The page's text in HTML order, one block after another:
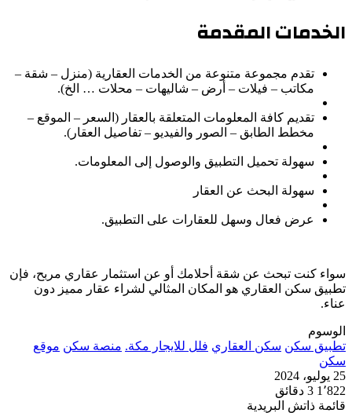
الخدمات المقدمة
تقدم مجموعة متنوعة من الخدمات العقارية (منزل – شقة –
مكاتب – فيلات – أرض – شاليهات – محلات … الخ).
تقديم كافة المعلومات المتعلقة بالعقار (السعر – الموقع –
مخطط الطابق – الصور والفيديو – تفاصيل العقار).
سهولة تحميل التطبيق والوصول إلى المعلومات.
سهولة البحث عن العقار
عرض فعال وسهل للعقارات على التطبيق.
سواء كنت تبحث عن شقة أحلامك أو عن استثمار عقاري مربح، فإن
تطبيق سكن العقاري هو المكان المثالي لشراء عقار مميز دون
عناء.
الوسوم
تطبيق سكن سكن العقاري فلل للايجار مكة. منصة سكن موقع
سكن
25 يوليو، 2024
1٬822 3 دقائق
قائمة ذاتش البريدية